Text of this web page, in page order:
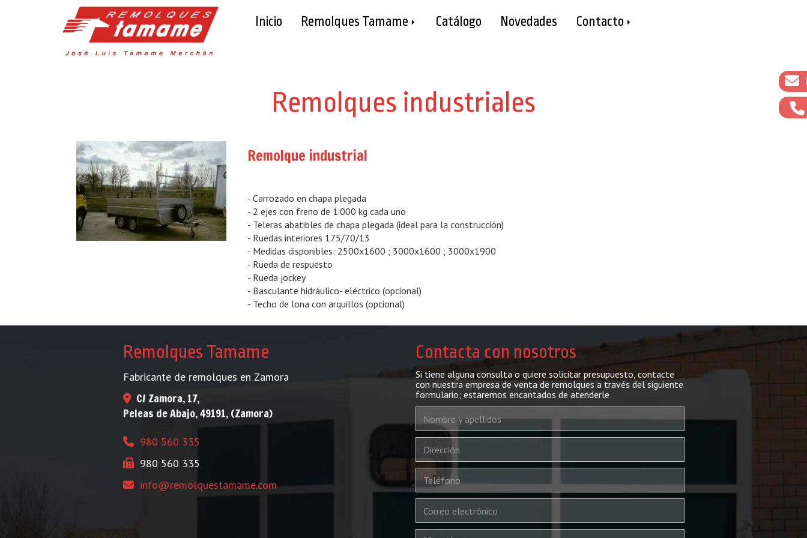
Inicio Remolques Tamame Catálogo Novedades Contacto
Remolques industriales
Remolque industrial
- Carrozado en chapa plegada
- 2 ejes con freno de 1.000 kg cada uno
- Teleras abatibles de chapa plegada (ideal para la construcción)
- Ruedas interiores 175/70/13
- Medidas disponibles: 2500x1600 ; 3000x1600 ; 3000x1900
- Rueda de respuesto
- Rueda jockey
- Basculante hidráulico- eléctrico (opcional)
- Techo de lona con arquillos (opcional)
Remolques Tamame
Fabricante de remolques en Zamora
C/ Zamora, 17,
Peleas de Abajo,49191,(Zamora)
980 560 335
980 560 335
info
remolquestamame.com
Contacta con nosotros
Si tiene alguna consulta o quiere solicitar presupuesto, contacte
con nuestra empresa de venta de remolques a través del siguiente
formulario; estaremos encantados de atenderle